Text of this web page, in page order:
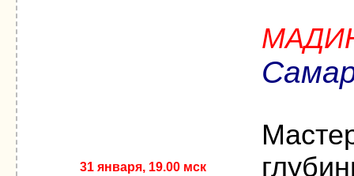
31 января, 19.00 мск